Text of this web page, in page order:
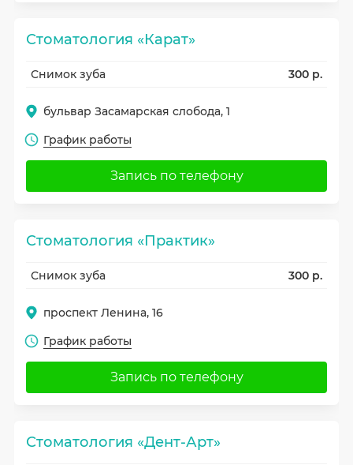
Стоматология «Карат»
Снимок зуба 300 р.
бульвар Засамарская слобода, 1
График работы
Запись по телефону
Стоматология «Практик»
Снимок зуба 300 р.
проспект Ленина, 16
График работы
Запись по телефону
Стоматология «Дент-Арт»